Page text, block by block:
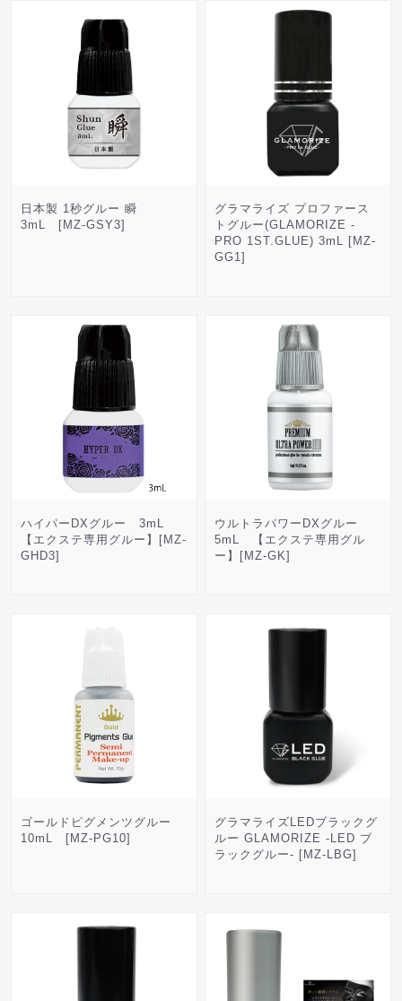
日本製 1秒グルー 瞬
3mL [MZ-GSY3]
グラマライズ プロファース
トグルー(GLAMORIZE -
PRO 1ST.GLUE) 3mL [MZ-
GG1]
ハイパーDXグルー 3mL
【エクステ専用グルー】[MZ-
GHD3]
ウルトラパワーDXグルー
5mL 【エクステ専用グル
ー】[MZ-GK]
ゴールドピグメンツグルー
10mL [MZ-PG10]
グラマライズLEDブラックグ
ルー GLAMORIZE -LED ブ
ラックグルー- [MZ-LBG]